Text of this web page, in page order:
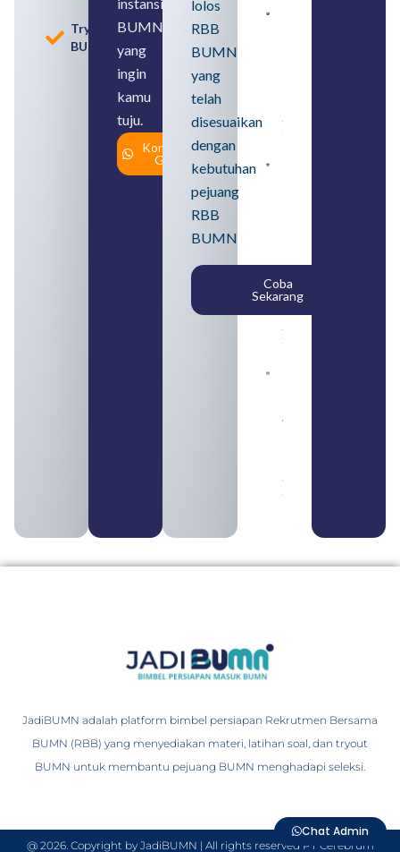
Tryout
BUMN
BUMN
yang
ingin
kamu
tuju.
Konsultasi
Gratis
lolos
RBB
BUMN
yang
telah
disesuaikan
dengan
kebutuhan
pejuang
RBB
BUMN
Coba
Sekarang
August 6,
2026
SMA
Syarat,
Posisi,
dan
Cara
Daftar
August 5,
2026
yang
August 4,
2026
JadiBUMN adalah platform bimbel persiapan Rekrutmen Bersama
BUMN (RBB) yang menyediakan materi, latihan soal, dan tryout
BUMN untuk membantu pejuang BUMN menghadapi seleksi.
@ 2026. Copyright by JadiBUMN | All rights reserved PT Cerebrum
Chat Admin